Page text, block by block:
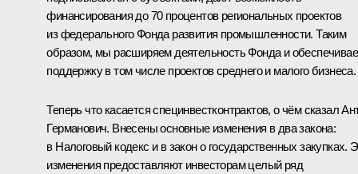
финансирования до 70 процентов региональных проектов
из федерального Фонда развития промышленности. Таким
образом, мы расширяем деятельность Фонда и
поддержку в том числе проектов среднего и малого бизнеса.
Теперь что касается специнвестконтрактов, о чём сказал
Германович. Внесены основные изменения в два закона:
в Налоговый кодекс и в закон о государственных закупках.
изменения предоставляют инвесторам целый ряд